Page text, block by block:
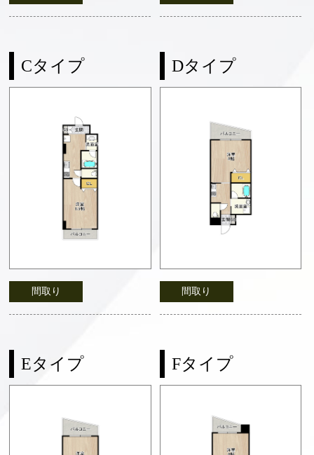
Cタイプ
間取り
Dタイプ
間取り
Eタイプ Fタイプ